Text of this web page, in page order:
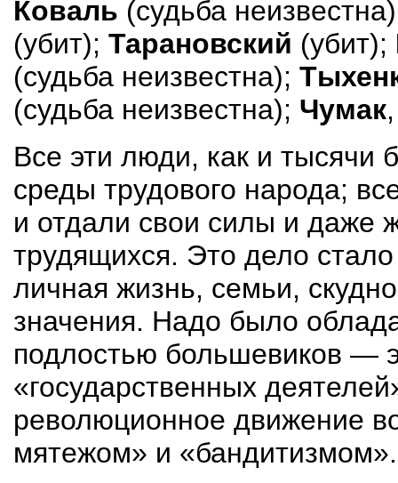
Коваль (судьба
(убит); Тарановский (убит);
(судьба неизвестна);
(судьба неизвестна); Чумак
Все эти люди, как и тысячи
среды трудового народа;
и отдали свои силы и даже
трудящихся. Это дело
личная жизнь, семьи,
значения. Надо было
подлостью большевиков —
«государственных
революционное дви­жение
мятежом» и «бандитизмом».